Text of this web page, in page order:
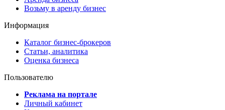
Возьму в аренду бизнес
Информация
Каталог бизнес-брокеров
Статьи, аналитика
Оценка бизнеса
Пользователю
Реклама на портале
Личный кабинет